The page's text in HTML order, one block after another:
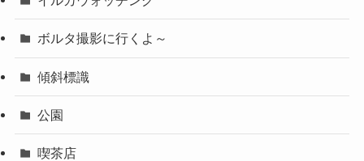
ボルタ撮影に行くよ～
傾斜標識
公園
喫茶店